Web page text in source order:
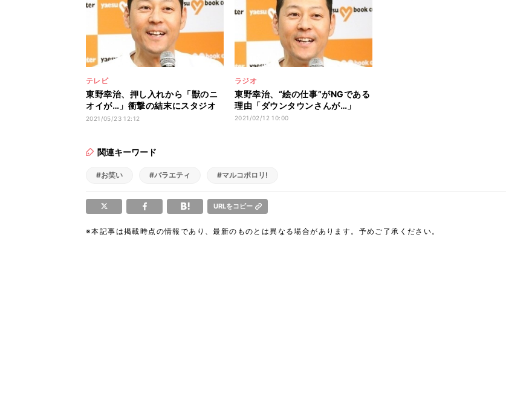
テレビ
東野幸治、押し入れから「獣のニ
オイが…」衝撃の結末にスタジオ
騒然
2021/05/23 12:12
ラジオ
東野幸治、“絵の仕事”がNGである
理由「ダウンタウンさんが…」
2021/02/12 10:00
関連キーワード
#お笑い #バラエティ #マルコポロリ!
URLをコピー
※本記事は掲載時点の情報であり、最新のものとは異なる場合があります。予めご了承ください。